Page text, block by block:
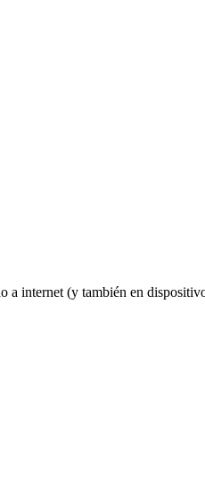
internet (y también en